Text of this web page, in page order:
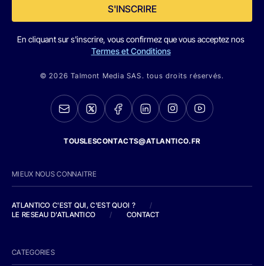
S'INSCRIRE
En cliquant sur s'inscrire, vous confirmez que vous acceptez nos
Termes et Conditions
© 2026 Talmont Media SAS. tous droits réservés.
TOUSLESCONTACTS@ATLANTICO.FR
MIEUX NOUS CONNAITRE
ATLANTICO C'EST QUI, C'EST QUOI ?
/
LE RESEAU D'ATLANTICO
/ CONTACT
CATEGORIES